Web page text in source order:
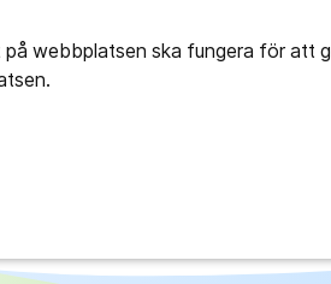
webbplatsen ska fungera för att